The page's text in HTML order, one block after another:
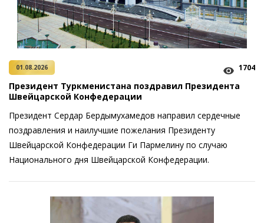
01.08.2026 1704
Президент Туркменистана поздравил Президента
Швейцарской Конфедерации
Президент Сердар Бердымухамедов направил сердечные
поздравления и наилучшие пожелания Президенту
Швейцарской Конфедерации Ги Пармелину по случаю
Национального дня Швейцарской Конфедерации.